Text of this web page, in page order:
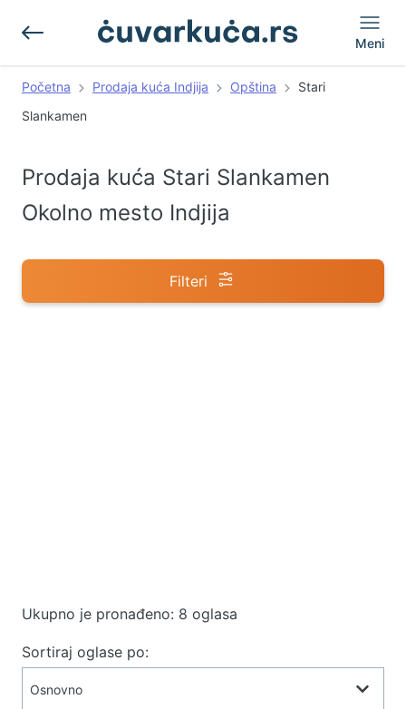
Meni
Početna Prodaja kuća Indjija Opština
Stari
Slankamen
Prodaja kuća Stari Slankamen
Okolno mesto Indjija
Filteri
Ukupno je pronađeno: 8 oglasa
Sortiraj oglase po: